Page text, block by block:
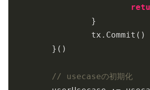
// usecaseの初期化